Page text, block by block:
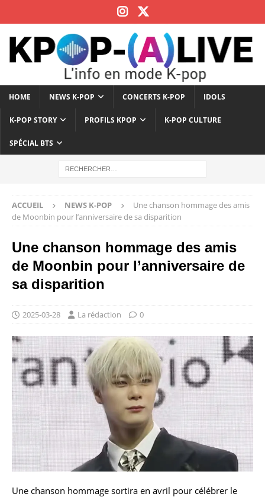
HOME NEWS K-POP CONCERTS K-POP IDOLS
K-POP STORY PROFILS KPOP K-POP CULTURE
SPÉCIAL BTS
ACCUEIL NEWS K-POP
Une chanson hommage des amis
de Moonbin pour l’anniversaire de sa disparition
Une chanson hommage des amis
de Moonbin pour l’anniversaire de
sa disparition
2025-03-28 La rédaction 0
Une chanson hommage sortira en avril pour célébrer le